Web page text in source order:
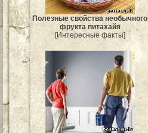
Полезные свойства необычного
фрукта питахайя
[Интересные факты]